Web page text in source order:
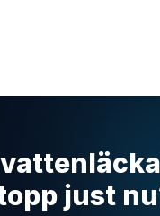
just